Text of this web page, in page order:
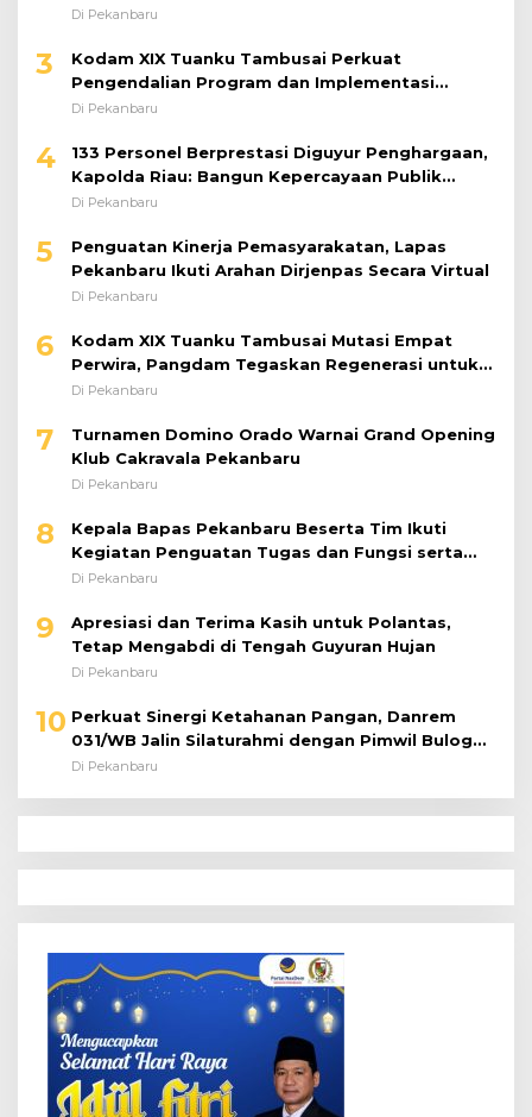
Bantuan Sosial
Di Pekanbaru
3
Kodam XIX Tuanku Tambusai Perkuat
Pengendalian Program dan Implementasi
Doktrin TNI AD
Di Pekanbaru
4
133 Personel Berprestasi Diguyur Penghargaan,
Kapolda Riau: Bangun Kepercayaan Publik
dengan Karya Nyata
Di Pekanbaru
5
Penguatan Kinerja Pemasyarakatan, Lapas
Pekanbaru Ikuti Arahan Dirjenpas Secara Virtual
Di Pekanbaru
6
Kodam XIX Tuanku Tambusai Mutasi Empat
Perwira, Pangdam Tegaskan Regenerasi untuk
Perkuat Kinerja Satuan
Di Pekanbaru
7
Turnamen Domino Orado Warnai Grand Opening
Klub Cakravala Pekanbaru
Di Pekanbaru
8
Kepala Bapas Pekanbaru Beserta Tim Ikuti
Kegiatan Penguatan Tugas dan Fungsi serta
Paparan Penempatan WBP ke Lapas Terbuka
Di Pekanbaru
9
Apresiasi dan Terima Kasih untuk Polantas,
Tetap Mengabdi di Tengah Guyuran Hujan
Di Pekanbaru
10 Perkuat Sinergi Ketahanan Pangan, Danrem
031/WB Jalin Silaturahmi dengan Pimwil Bulog
Riau dan Kepri
Di Pekanbaru